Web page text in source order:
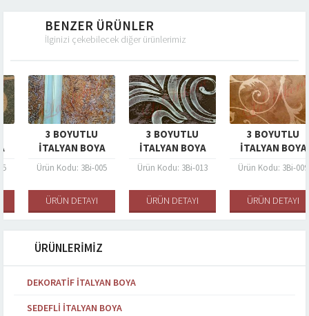
BENZER ÜRÜNLER
İlginizi çekebilecek diğer ürünlerimiz
3 BOYUTLU
İTALYAN BOYA
Ürün Kodu: 3Bi-005
ÜRÜN DETAYI
3 BOYUTLU
İTALYAN BOYA
Ürün Kodu: 3Bi-013
ÜRÜN DETAYI
3 BOYUTLU
İTALYAN BOYA
Ürün Kodu: 3Bi-009
ÜRÜN DETAYI
ÜRÜNLERİMİZ
DEKORATIF İTALYAN BOYA
SEDEFLI İTALYAN BOYA